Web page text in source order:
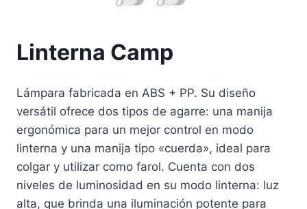
Linterna Camp
Lámpara fabricada en ABS + PP. Su diseño
versátil ofrece dos tipos de agarre: una manija
ergonómica para un mejor control en modo
linterna y una manija tipo «cuerda», ideal para
colgar y utilizar como farol. Cuenta con dos
niveles de luminosidad en su modo linterna: luz
alta, que brinda una iluminación potente para